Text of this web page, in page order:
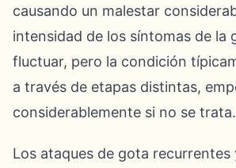
causando un malestar
intensidad de los síntomas de la
fluctuar, pero la condición
a través de etapas distintas,
considerablemente si no se trata.
Los ataques de gota